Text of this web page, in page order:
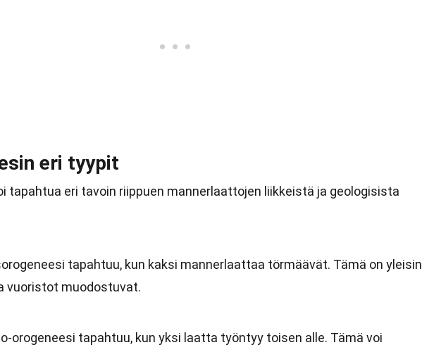
eri tyypit
tapahtua eri tavoin riippuen mannerlaattojen liikkeistä ja geologisista
tapahtuu, kun kaksi mannerlaattaa törmäävät. Tämä on yleisin
vuoristot muodostuvat.
orogeneesi tapahtuu, kun yksi laatta työntyy toisen alle. Tämä voi